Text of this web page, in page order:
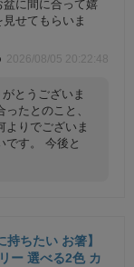
に間に合って嬉
せてもらいま
2026/08/05 20:22:48
とうございま
たとのこと、
よりでございま
です。 今後と
持ちたい お箸】
ー 選べる2色 カ